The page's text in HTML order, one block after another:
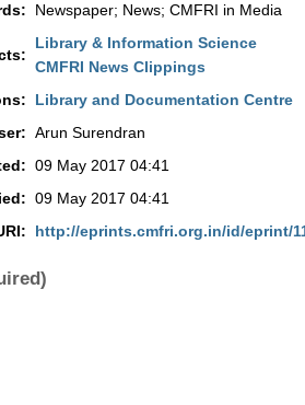
Newspaper; News; CMFRI in Media
Library & Information Science
CMFRI News Clippings
Library and Documentation Centre
Arun Surendran
09 May 2017 04:41
09 May 2017 04:41
http://eprints.cmfri.org.in/id/eprint/